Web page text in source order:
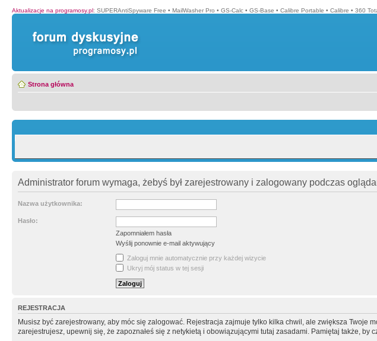
Aktualizacje na programosy.pl: SUPERAntiSpyware Free • MailWasher Pro • GS-Calc • GS-Base • Calibre Portable • Calibre • 360
Strona główna
Administrator forum wymaga, żebyś był zarejestrowany i zalogowany podczas
Nazwa użytkownika:
Hasło:
Zapomniałem hasła
Wyślij ponownie e-mail aktywujący
Zaloguj mnie automatycznie przy każdej wizycie
Ukryj mój status w tej sesji
REJESTRACJA
Musisz być zarejestrowany, aby móc się zalogować. Rejestracja zajmuje tylko kilka chwil, ale zwiększa
zarejestrujesz, upewnij się, że zapoznałeś się z netykietą i obowiązującymi tutaj zasadami. Pamiętaj także, by